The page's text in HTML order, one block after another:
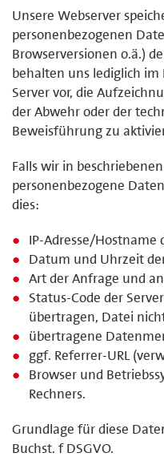
Unsere Webserver
personenbezogenen
Browserversionen o.ä.)
behalten uns lediglich im
Server vor, die
der Abwehr oder der
Beweisführung zu
Falls wir in
personenbezogene
dies:
IP-Adresse/Hostname
Datum und Uhrzeit
Art der Anfrage und
Status-Code der
übertragen, Datei
übertragene
ggf. Referrer-URL
Browser und
Rechners.
Grundlage für diese
Buchst. f DSGVO.